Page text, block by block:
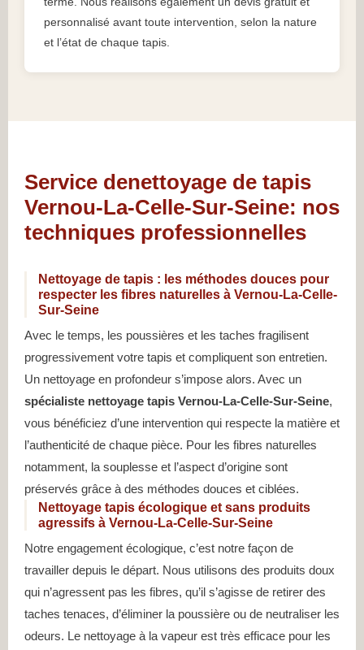
personnalisé avant toute intervention, selon la nature
et l’état de chaque tapis.
Service denettoyage de tapis
Vernou-La-Celle-Sur-Seine: nos
techniques professionnelles
Nettoyage de tapis : les méthodes douces pour
respecter les fibres naturelles à Vernou-La-Celle-
Sur-Seine
Avec le temps, les poussières et les taches fragilisent
progressivement votre tapis et compliquent son entretien.
Un nettoyage en profondeur s’impose alors. Avec un
spécialiste nettoyage tapis Vernou-La-Celle-Sur-Seine,
vous bénéficiez d’une intervention qui respecte la matière et
l’authenticité de chaque pièce. Pour les fibres naturelles
notamment, la souplesse et l’aspect d’origine sont
préservés grâce à des méthodes douces et ciblées.
Nettoyage tapis écologique et sans produits
agressifs à Vernou-La-Celle-Sur-Seine
Notre engagement écologique, c’est notre façon de
travailler depuis le départ. Nous utilisons des produits doux
qui n’agressent pas les fibres, qu’il s’agisse de retirer des
taches tenaces, d’éliminer la poussière ou de neutraliser les
odeurs. Le nettoyage à la vapeur est très efficace pour les